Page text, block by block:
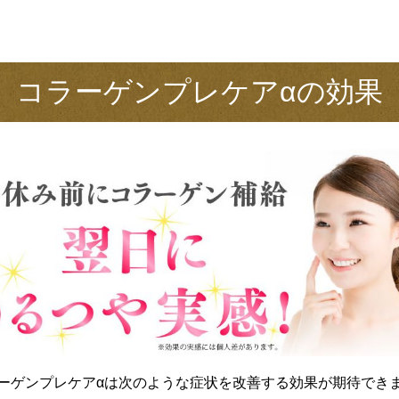
コラーゲンプレケアαの効果
ゲンプレケアαは次のような症状を改善する効果が期待でき